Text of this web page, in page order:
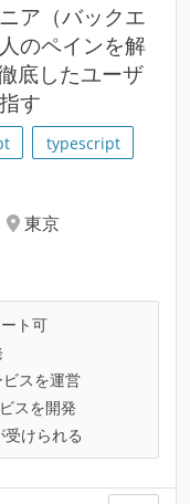
ア（バックエ
のペインを解
底したユーザ
す
typescript
東京
ト可
スを運営
スを開発
けられる